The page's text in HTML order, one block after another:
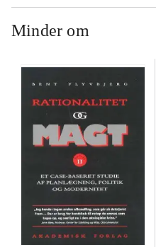
Minder om